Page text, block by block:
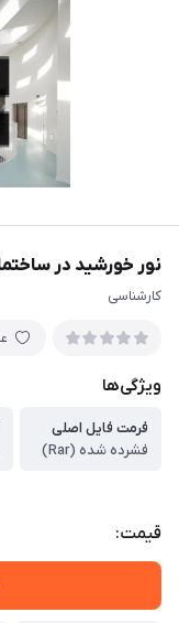
نور خورشید در
کارشناسی
ویژگی‌ها
فرمت فایل اصلی
فشرده شده (Rar)
قیمت: